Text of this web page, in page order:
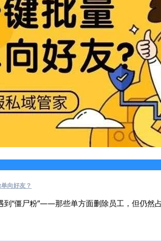
向好友？
“僵尸粉”——那些单方面删除员工，但仍然